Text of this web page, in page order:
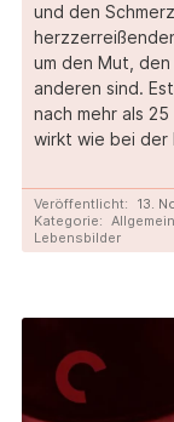
und den
um den Mut,
anderen sind.
nach mehr als
wirkt wie bei der
Veröffentlicht:
13.
Kategorie: Allgemein
Lebensbilder